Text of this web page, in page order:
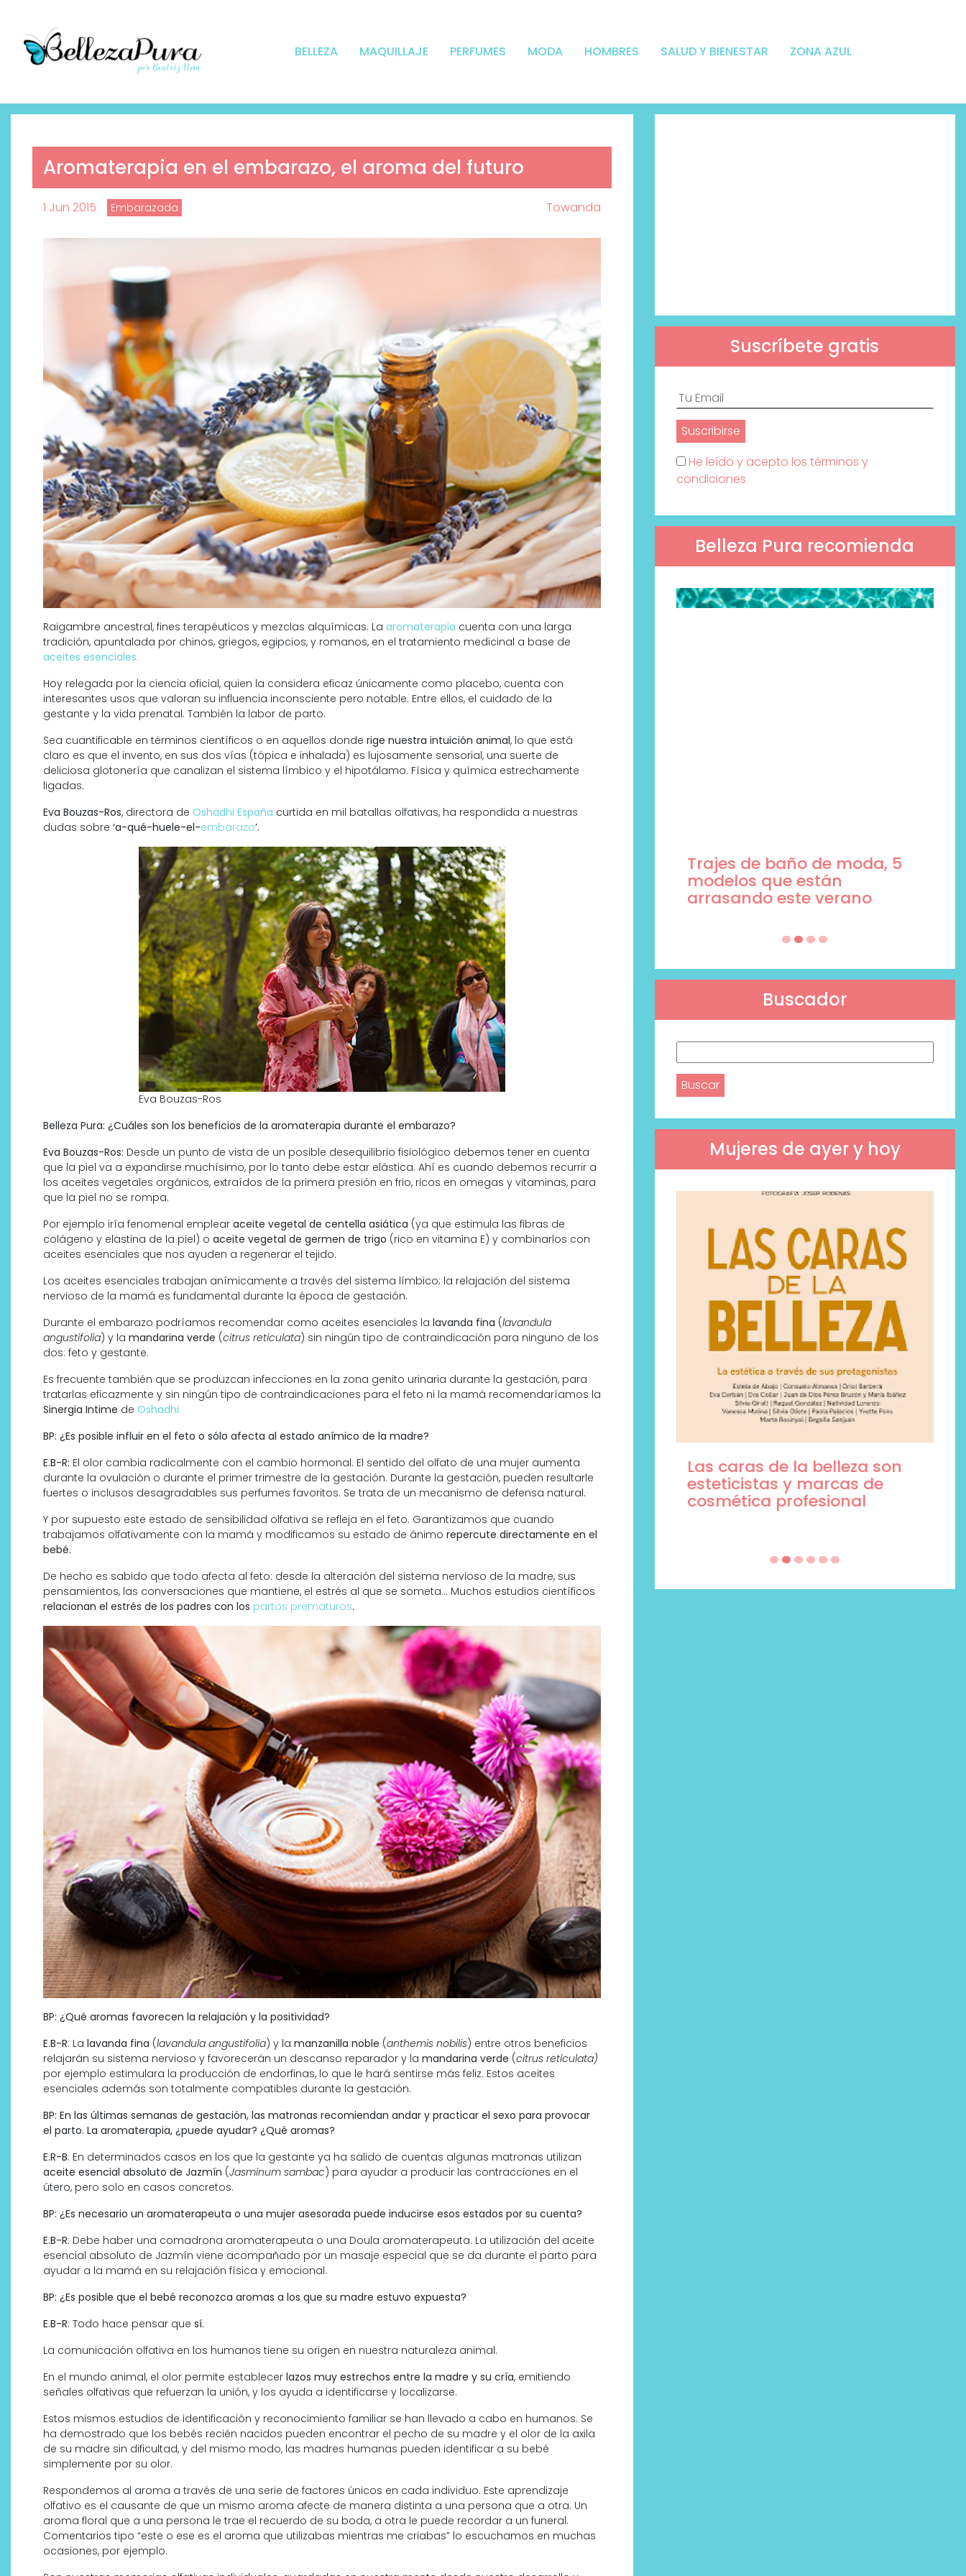
BELLEZA MAQUILLAJE PERFUMES MODA HOMBRES SALUD Y BIENESTAR ZONA AZUL
Aromaterapia en el embarazo, el aroma del futuro
1 Jun 2015 Embarazada Towanda
Raigambre ancestral, fines terapéuticos y mezclas alquímicas. La aromaterapia cuenta con una larga
tradición, apuntalada por chinos, griegos, egipcios, y romanos, en el tratamiento medicinal a base de
aceites esenciales.
Hoy relegada por la ciencia oficial, quien la considera eficaz únicamente como placebo, cuenta con
interesantes usos que valoran su influencia inconsciente pero notable. Entre ellos, el cuidado de la
gestante y la vida prenatal. También la labor de parto.
Sea cuantificable en términos científicos o en aquellos donde rige nuestra intuición animal, lo que está
claro es que el invento, en sus dos vías (tópica e inhalada) es lujosamente sensorial, una suerte de
deliciosa glotonería que canalizan el sistema límbico y el hipotálamo. Física y química estrechamente
ligadas.
Eva Bouzas-Ros, directora de Oshadhi España curtida en mil batallas olfativas, ha respondida a nuestras
dudas sobre ‘a-qué-huele-el-embarazo’.
Eva Bouzas-Ros
Belleza Pura: ¿Cuáles son los beneficios de la aromaterapia durante el embarazo?
Eva Bouzas-Ros: Desde un punto de vista de un posible desequilibrio fisiológico debemos tener en cuenta
que la piel va a expandirse muchísimo, por lo tanto debe estar elástica. Ahí es cuando debemos recurrir a
los aceites vegetales orgánicos, extraídos de la primera presión en frio, ricos en omegas y vitaminas, para
que la piel no se rompa.
Por ejemplo iría fenomenal emplear aceite vegetal de centella asiática (ya que estimula las fibras de
colágeno y elastina de la piel) o aceite vegetal de germen de trigo (rico en vitamina E) y combinarlos con
aceites esenciales que nos ayuden a regenerar el tejido.
Los aceites esenciales trabajan anímicamente a través del sistema límbico; la relajación del sistema
nervioso de la mamá es fundamental durante la época de gestación.
Durante el embarazo podríamos recomendar como aceites esenciales la lavanda fina (lavandula
angustifolia) y la mandarina verde (citrus reticulata) sin ningún tipo de contraindicación para ninguno de los
dos: feto y gestante.
Es frecuente también que se produzcan infecciones en la zona genito urinaria durante la gestación, para
tratarlas eficazmente y sin ningún tipo de contraindicaciones para el feto ni la mamá recomendaríamos la
Sinergia Intime de Oshadhi.
BP: ¿Es posible influir en el feto o sólo afecta al estado anímico de la madre?
E.B-R: El olor cambia radicalmente con el cambio hormonal. El sentido del olfato de una mujer aumenta
durante la ovulación o durante el primer trimestre de la gestación. Durante la gestación, pueden resultarle
fuertes o inclusos desagradables sus perfumes favoritos. Se trata de un mecanismo de defensa natural.
Y por supuesto este estado de sensibilidad olfativa se refleja en el feto. Garantizamos que cuando
trabajamos olfativamente con la mamá y modificamos su estado de ánimo repercute directamente en el
bebé.
De hecho es sabido que todo afecta al feto: desde la alteración del sistema nervioso de la madre, sus
pensamientos, las conversaciones que mantiene, el estrés al que se someta… Muchos estudios científicos
relacionan el estrés de los padres con los partos prematuros.
BP: ¿Qué aromas favorecen la relajación y la positividad?
E.B-R: La lavanda fina (lavandula angustifolia) y la manzanilla noble (anthemis nobilis) entre otros beneficios
relajarán su sistema nervioso y favorecerán un descanso reparador y la mandarina verde (citrus reticulata)
por ejemplo estimulara la producción de endorfinas, lo que le hará sentirse más feliz. Estos aceites
esenciales además son totalmente compatibles durante la gestación.
BP: En las últimas semanas de gestación, las matronas recomiendan andar y practicar el sexo para provocar
el parto. La aromaterapia, ¿puede ayudar? ¿Qué aromas?
E.R-B: En determinados casos en los que la gestante ya ha salido de cuentas algunas matronas utilizan
aceite esencial absoluto de Jazmín (Jasminum sambac) para ayudar a producir las contracciones en el
útero, pero solo en casos concretos.
BP: ¿Es necesario un aromaterapeuta o una mujer asesorada puede inducirse esos estados por su cuenta?
E.B-R: Debe haber una comadrona aromaterapeuta o una Doula aromaterapeuta. La utilización del aceite
esencial absoluto de Jazmín viene acompañado por un masaje especial que se da durante el parto para
ayudar a la mamá en su relajación física y emocional.
BP: ¿Es posible que el bebé reconozca aromas a los que su madre estuvo expuesta?
E.B-R: Todo hace pensar que sí.
La comunicación olfativa en los humanos tiene su origen en nuestra naturaleza animal.
En el mundo animal, el olor permite establecer lazos muy estrechos entre la madre y su cría, emitiendo
señales olfativas que refuerzan la unión, y los ayuda a identificarse y localizarse.
Estos mismos estudios de identificación y reconocimiento familiar se han llevado a cabo en humanos. Se
ha demostrado que los bebés recién nacidos pueden encontrar el pecho de su madre y el olor de la axila
de su madre sin dificultad, y del mismo modo, las madres humanas pueden identificar a su bebé
simplemente por su olor.
Respondemos al aroma a través de una serie de factores únicos en cada individuo. Este aprendizaje
olfativo es el causante de que un mismo aroma afecte de manera distinta a una persona que a otra. Un
aroma floral que a una persona le trae el recuerdo de su boda, a otra le puede recordar a un funeral.
Comentarios tipo “este o ese es el aroma que utilizabas mientras me criabas” lo escuchamos en muchas
ocasiones, por ejemplo.
Suscríbete gratis
He leído y acepto los términos y
condiciones
Belleza Pura recomienda
Descubre cómo la cosmética
profesional va desde las
cabinas a tu rutina diaria
Por qué los bálsamos de CBD
tópico se han convertido en
uno de los productos de
bienestar más buscados
Trajes de baño de moda, 5
modelos que están
arrasando este verano
Buscador
Mujeres de ayer y hoy
¿Qué revelan las zapatillas
de Alexia Putellas para Nike
sobre la nueva era del
objeto-artista?
Labeau Organic continúa
apostando por la cosmética
del bienestar
Las caras de la belleza son
esteticistas y marcas de
cosmética profesional